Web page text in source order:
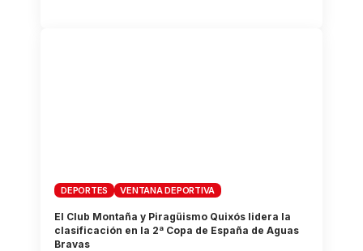
DEPORTES VENTANA DEPORTIVA
El Club Montaña y Piragüismo Quixós lidera la
clasificación en la 2ª Copa de España de Aguas
Bravas